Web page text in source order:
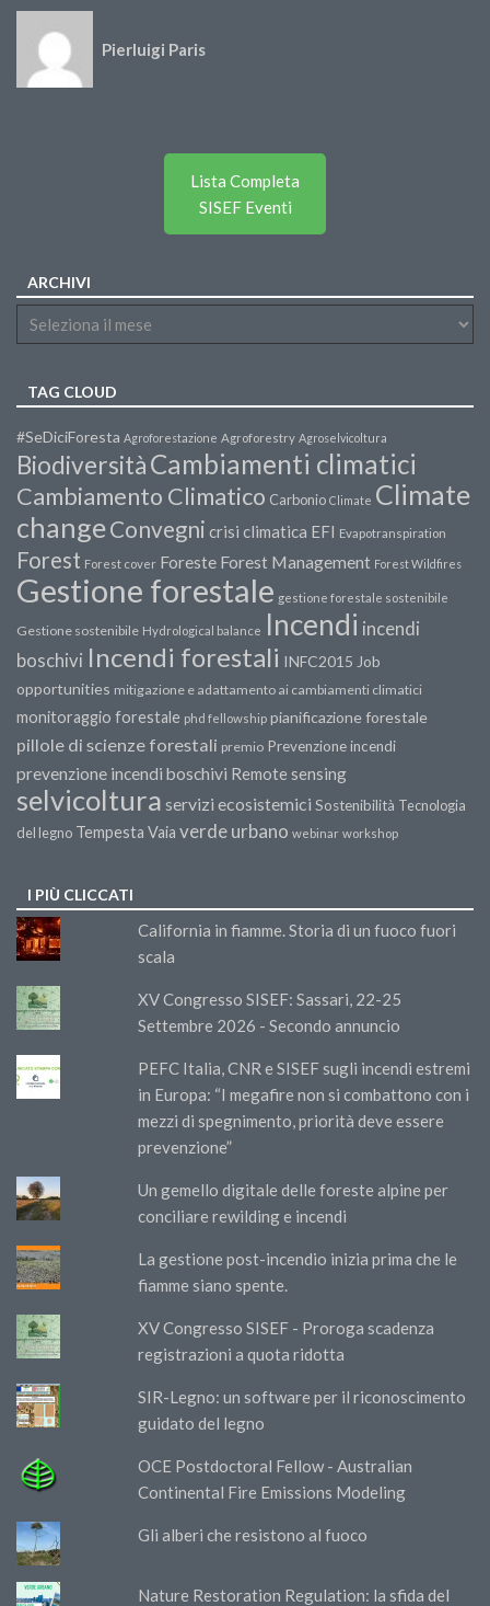
Pierluigi Paris
Lista Completa
SISEF Eventi
ARCHIVI
TAG CLOUD
#SeDiciForesta Agroforestazione Agroforestry Agroselvicoltura
BiodiversitàCambiamenti climatici
Cambiamento Climatico Carbonio Climate Climate
changeConvegni crisi climatica EFI Evapotranspiration
Forest Forest cover Foreste Forest Management Forest Wildfires
Gestione forestale gestione forestale sostenibile
Gestione sostenibile Hydrological balance Incendi incendi
boschivi Incendi forestali INFC2015 Job
opportunities mitigazione e adattamento ai cambiamenti climatici
monitoraggio forestale phd fellowship pianificazione forestale
pillole di scienze forestali premio Prevenzione incendi
prevenzione incendi boschivi Remote sensing
selvicoltura servizi ecosistemici Sostenibilità Tecnologia
del legno Tempesta Vaia verde urbano webinar workshop
I PIÙ CLICCATI
California in fiamme. Storia di un fuoco fuori
scala
XV Congresso SISEF: Sassari, 22-25
Settembre 2026 - Secondo annuncio
PEFC Italia, CNR e SISEF sugli incendi estremi
in Europa: “I megafire non si combattono con i
mezzi di spegnimento, priorità deve essere
prevenzione”
Un gemello digitale delle foreste alpine per
conciliare rewilding e incendi
La gestione post-incendio inizia prima che le
fiamme siano spente.
XV Congresso SISEF - Proroga scadenza
registrazioni a quota ridotta
SIR-Legno: un software per il riconoscimento
guidato del legno
OCE Postdoctoral Fellow - Australian
Continental Fire Emissions Modeling
Gli alberi che resistono al fuoco
Nature Restoration Regulation: la sfida del